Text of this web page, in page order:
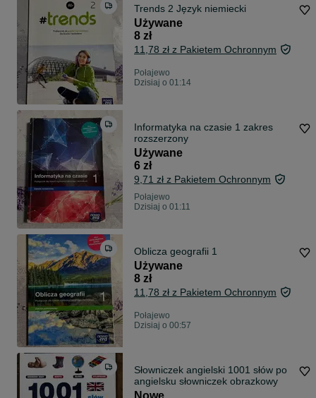
Trends 2 Język niemiecki
Używane
8 zł
11,78 zł z Pakietem Ochronnym
Połajewo
Dzisiaj o 01:14
Informatyka na czasie 1 zakres
rozszerzony
Używane
6 zł
9,71 zł z Pakietem Ochronnym
Połajewo
Dzisiaj o 01:11
Oblicza geografii 1
Używane
8 zł
11,78 zł z Pakietem Ochronnym
Połajewo
Dzisiaj o 00:57
Słowniczek angielski 1001 słów po
angielsku słowniczek obrazkowy